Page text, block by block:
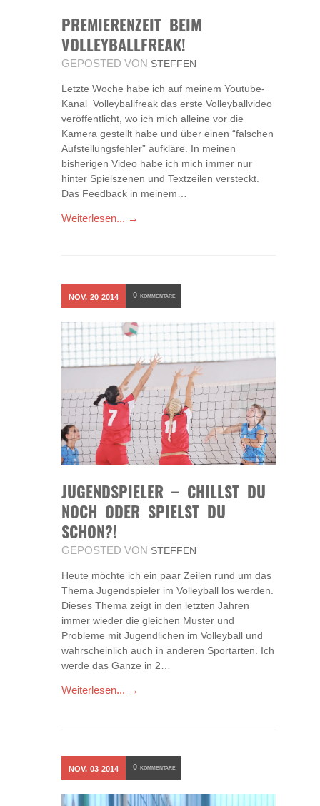
PREMIERENZEIT BEIM
VOLLEYBALLFREAK!
GEPOSTED VON STEFFEN
Letzte Woche habe ich auf meinem Youtube-
Kanal Volleyballfreak das erste Volleyballvideo
veröffentlicht, wo ich mich alleine vor die
Kamera gestellt habe und über einen “falschen
Aufstellungsfehler” aufkläre. In meinen
bisherigen Video habe ich mich immer nur
hinter Spielszenen und Textzeilen versteckt.
Das Feedback in meinem…
Weiterlesen... →
NOV. 20 2014 0 KOMMENTARE
JUGENDSPIELER – CHILLST DU
NOCH ODER SPIELST DU
SCHON?!
GEPOSTED VON STEFFEN
Heute möchte ich ein paar Zeilen rund um das
Thema Jugendspieler im Volleyball los werden.
Dieses Thema zeigt in den letzten Jahren
immer wieder die gleichen Muster und
Probleme mit Jugendlichen im Volleyball und
wahrscheinlich auch in anderen Sportarten. Ich
werde das Ganze in 2…
Weiterlesen... →
NOV. 03 2014 0 KOMMENTARE